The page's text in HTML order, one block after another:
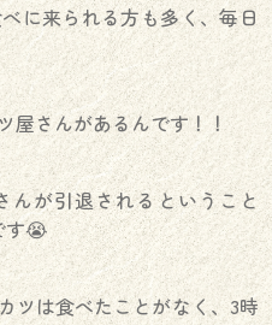
に来られる方も多く、毎日
屋さんがあるんです！！
んが引退されるということ
す😭
ツは食べたことがなく、3時